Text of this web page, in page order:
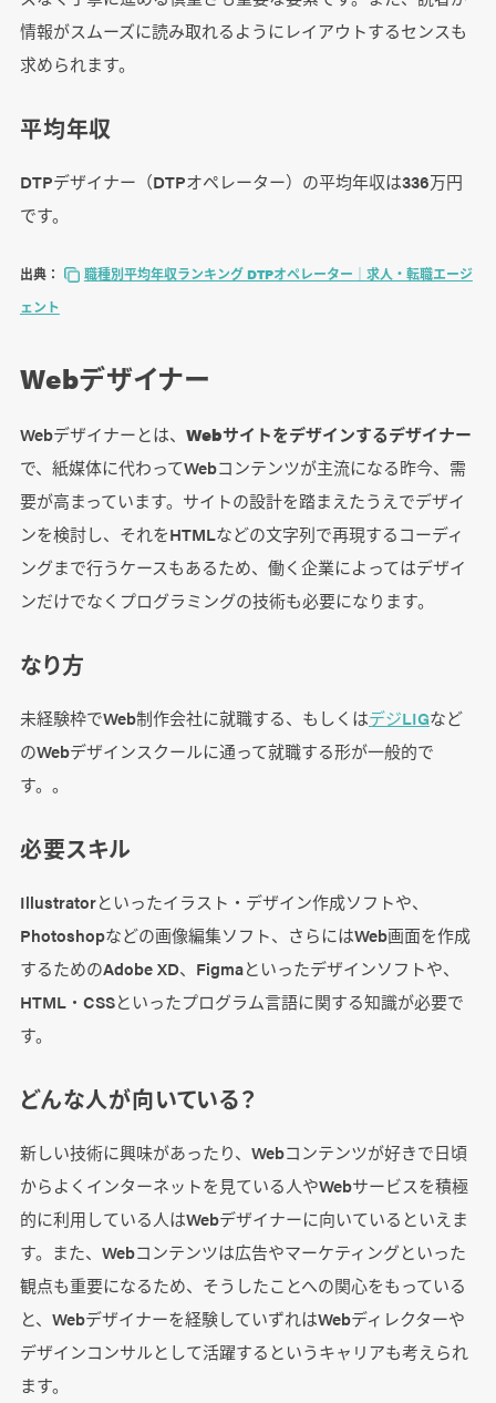
情報がスムーズに読み取れるようにレイアウトするセンスも
求められます。
平均年収
DTPデザイナー（DTPオペレーター）の平均年収は336万円
です。
出典：
職種別平均年収ランキング DTPオペレーター｜求人・転職エージ
ェント
Webデザイナー
Webデザイナーとは、 Webサイトをデザインするデザイナー
で、紙媒体に代わってWebコンテンツが主流になる昨今、需
要が高まっています。サイトの設計を踏まえたうえでデザイ
ンを検討し、それをHTMLなどの文字列で再現するコーディ
ングまで行うケースもあるため、働く企業によってはデザイ
ンだけでなくプログラミングの技術も必要になります。
なり方
未経験枠でWeb制作会社に就職する、もしくはデジLIGなど
のWebデザインスクールに通って就職する形が一般的で
す。。
必要スキル
Illustratorといったイラスト・デザイン作成ソフトや、
Photoshopなどの画像編集ソフト、さらにはWeb画面を作成
するためのAdobe XD、Figmaといったデザインソフトや、
HTML・CSSといったプログラム言語に関する知識が必要で
す。
どんな人が向いている？
新しい技術に興味があったり、Webコンテンツが好きで日頃
からよくインターネットを見ている人やWebサービスを積極
的に利用している人はWebデザイナーに向いているといえま
す。また、Webコンテンツは広告やマーケティングといった
観点も重要になるため、そうしたことへの関心をもっている
と、Webデザイナーを経験していずれはWebディレクターや
デザインコンサルとして活躍するというキャリアも考えられ
ます。